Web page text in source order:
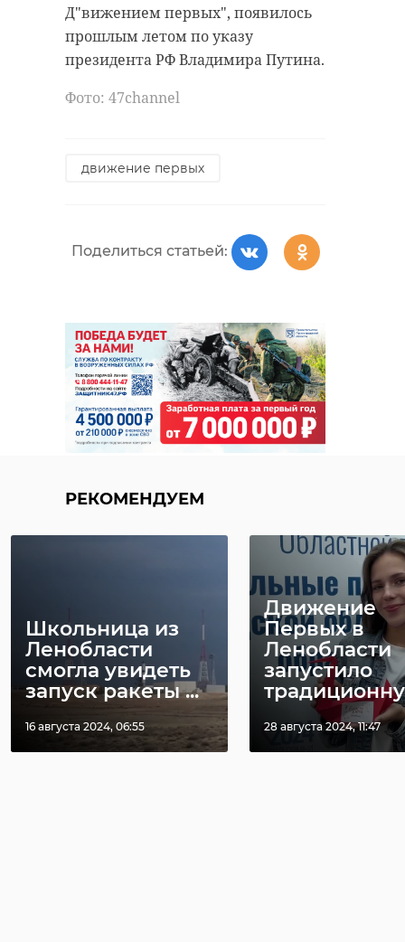
Д"вижением первых", появилось
прошлым летом по указу
президента РФ Владимира Путина.
Фото: 47channel
движение первых
Поделиться статьей:
РЕКОМЕНДУЕМ
Школьница из
Ленобласти
смогла увидеть
запуск ракеты ...
16 августа 2024, 06:55
Движение
Первых в
Ленобласти
запустило
28 августа 2024, 11:47